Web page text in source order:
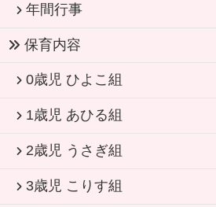
年間行事
保育内容
0歳児 ひよこ組
1歳児 あひる組
2歳児 うさぎ組
3歳児 こりす組